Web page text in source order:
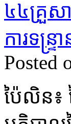
Posted
ប៉ៃលិន៖